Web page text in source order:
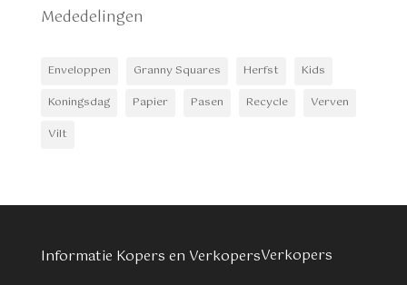
Mededelingen
Enveloppen Granny Squares Herfst
Kids
Koningsdag
Papier Pasen Recycle
Verven
Vilt
Informatie Kopers en VerkopersVerkopers